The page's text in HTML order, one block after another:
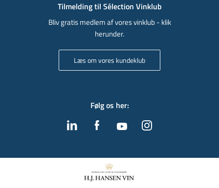
Tilmelding til Sélection Vinklub
Bliv gratis medlem af vores vinklub - klik
herunder.
Læs om vores kundeklub
Følg os her: